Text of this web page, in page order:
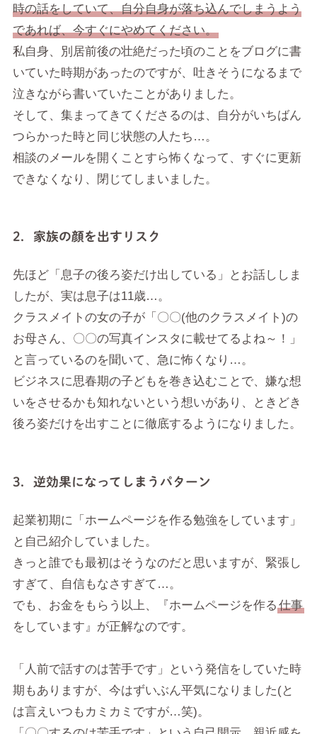
時の話をしていて、自分自身が落ち込んでしまうよう
であれば、今すぐにやめてください。
私自身、別居前後の壮絶だった頃のことをブログに書
いていた時期があったのですが、吐きそうになるまで
泣きながら書いていたことがありました。
そして、集まってきてくださるのは、自分がいちばん
つらかった時と同じ状態の人たち…。
相談のメールを開くことすら怖くなって、すぐに更新
できなくなり、閉じてしまいました。
2．家族の顔を出すリスク
先ほど「息子の後ろ姿だけ出している」とお話ししま
したが、実は息子は11歳…。
クラスメイトの女の子が「〇〇(他のクラスメイト)の
お母さん、〇〇の写真インスタに載せてるよね～！」
と言っているのを聞いて、急に怖くなり…。
ビジネスに思春期の子どもを巻き込むことで、嫌な想
いをさせるかも知れないという想いがあり、ときどき
後ろ姿だけを出すことに徹底するようになりました。
3．逆効果になってしまうパターン
起業初期に「ホームページを作る勉強をしています」
と自己紹介していました。
きっと誰でも最初はそうなのだと思いますが、緊張し
すぎて、自信もなさすぎて…。
でも、お金をもらう以上、『ホームページを作る 仕事
をしています』が正解なのです。
「人前で話すのは苦手です」という発信をしていた時
期もありますが、今はずいぶん平気になりました(と
は言えいつもカミカミですが…笑)。